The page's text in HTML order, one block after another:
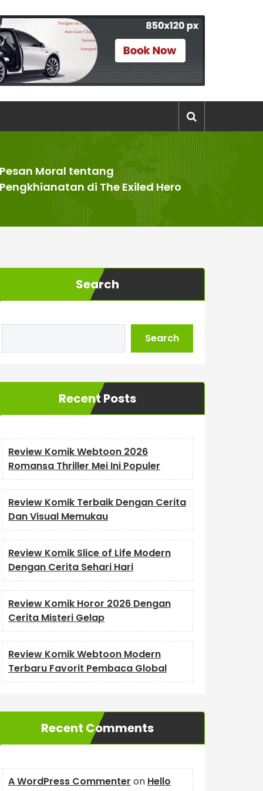
Pesan Moral tentang
Pengkhianatan di The Exiled Hero
Search
Search
Recent Posts
Review Komik Webtoon 2026
Romansa Thriller Mei Ini Populer
Review Komik Terbaik Dengan Cerita
Dan Visual Memukau
Review Komik Slice of Life Modern
Dengan Cerita Sehari Hari
Review Komik Horor 2026 Dengan
Cerita Misteri Gelap
Review Komik Webtoon Modern
Terbaru Favorit Pembaca Global
Recent Comments
A WordPress Commenter on Hello